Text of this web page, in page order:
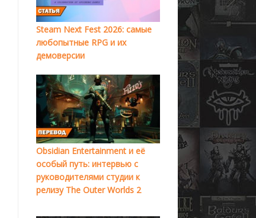
Steam Next Fest 2026: самые
любопытные RPG и их
демоверсии
Obsidian Entertainment и её
особый путь: интервью с
руководителями студии к
релизу The Outer Worlds 2